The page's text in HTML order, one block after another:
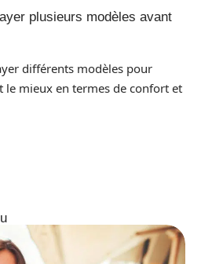
plusieurs modèles avant
différents modèles pour
mieux en termes de confort et